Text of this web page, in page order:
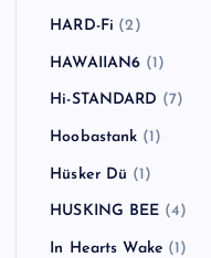
HARD-Fi (2)
HAWAIIAN6 (1)
Hi-STANDARD (7)
Hoobastank (1)
Hüsker Dü (1)
HUSKING BEE (4)
In Hearts Wake (1)